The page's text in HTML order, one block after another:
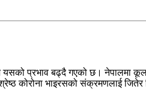
यसको प्रभाव बढ्दै गएको छ।
कोरोना भाइरसको संक्रमणलाई